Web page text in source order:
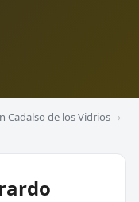
Cadalso de los Vidrios ›